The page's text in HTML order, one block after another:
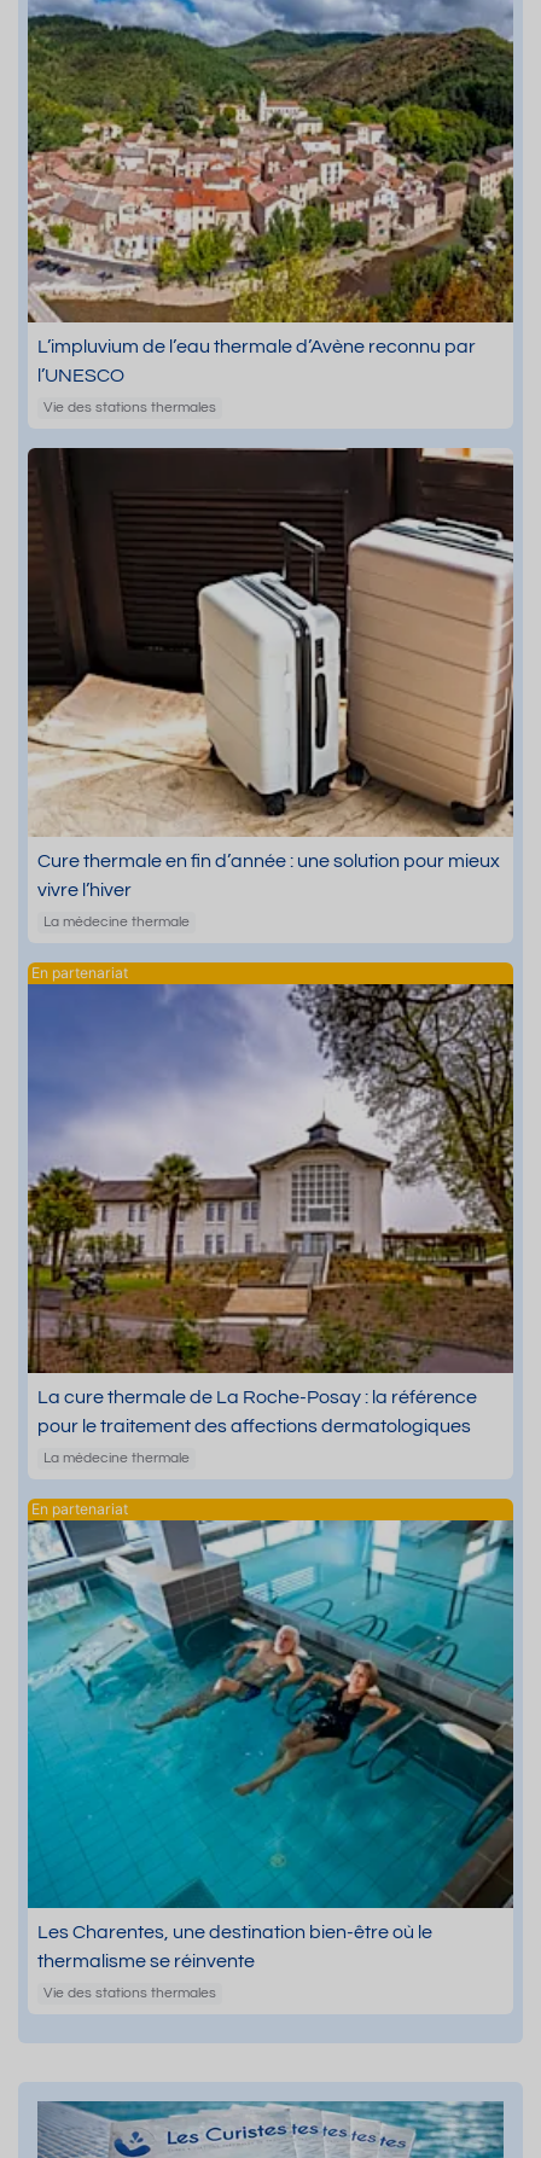
L’impluvium de l’eau thermale d’Avène reconnu par
l’UNESCO
Vie des stations thermales
Cure thermale en fin d’année : une solution pour mieux
vivre l’hiver
La médecine thermale
La cure thermale de La Roche-Posay : la référence
pour le traitement des affections dermatologiques
La médecine thermale
Les Charentes, une destination bien-être où le
thermalisme se réinvente
Vie des stations thermales